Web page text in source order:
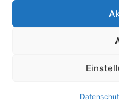
Zivilprozessrecht